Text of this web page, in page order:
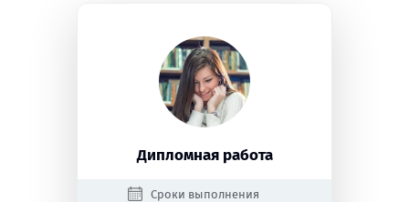
Дипломная работа
Сроки выполнения